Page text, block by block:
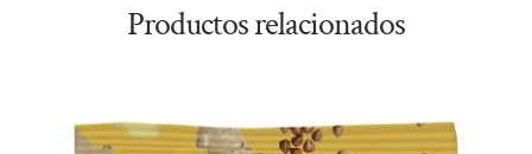
Productos relacionados